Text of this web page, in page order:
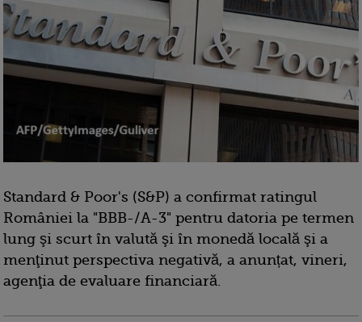
Standard & Poor's (S&P) a confirmat ratingul
României la "BBB-/A-3" pentru datoria pe termen
lung şi scurt în valută şi în monedă locală şi a
menţinut perspectiva negativă, a anunțat, vineri,
agenţia de evaluare financiară.